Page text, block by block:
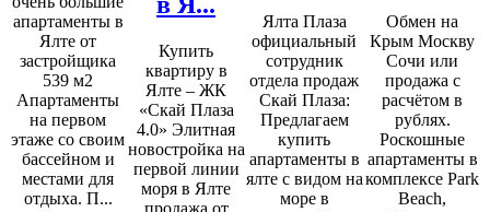
апартаменты в
Ялте от
застройщика
539 м2
Апартаменты
на первом
этаже со своим
бассейном и
местами для
отдыха. П...
Купить
квартиру в
Ялте – ЖК
«Скай Плаза
4.0» Элитная
новостройка на
первой линии
моря в Ялте
продажа от
Ялта Плаза
официальный
сотрудник
отдела продаж
Скай Плаза:
Предлагаем
купить
апартаменты в
ялте с видом на
море в
Обмен на
Крым Москву
Сочи или
продажа с
расчётом в
рублях.
Роскошные
апартаменты в
комплексе Park
Beach,